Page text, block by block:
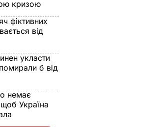
кризою
фіктивних
від
укласти
б від
немає
Україна